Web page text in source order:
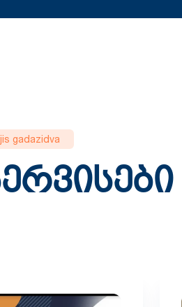
gadazidva
ერვისები